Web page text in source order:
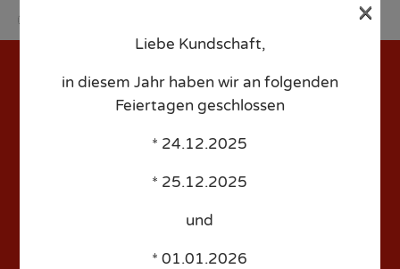
dgfadz – Date:
– People: 1
Liebe Kundschaft,
in diesem Jahr haben wir an folgenden
Feiertagen geschlossen
* 24.12.2025
* 25.12.2025
und
* 01.01.2026
×